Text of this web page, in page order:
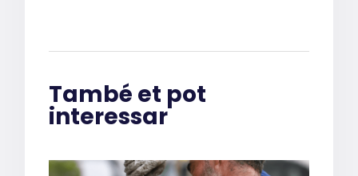
També et pot
interessar